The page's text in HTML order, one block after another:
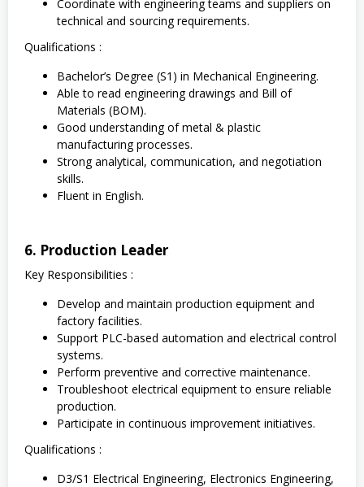
Coordinate with engineering teams and suppliers on
technical and sourcing requirements.
Qualifications :
Bachelor’s Degree (S1) in Mechanical Engineering.
Able to read engineering drawings and Bill of
Materials (BOM).
Good understanding of metal & plastic
manufacturing processes.
Strong analytical, communication, and negotiation
skills.
Fluent in English.
6. Production Leader
Key Responsibilities :
Develop and maintain production equipment and
factory facilities.
Support PLC-based automation and electrical control
systems.
Perform preventive and corrective maintenance.
Troubleshoot electrical equipment to ensure reliable
production.
Participate in continuous improvement initiatives.
Qualifications :
D3/S1 Electrical Engineering, Electronics Engineering,